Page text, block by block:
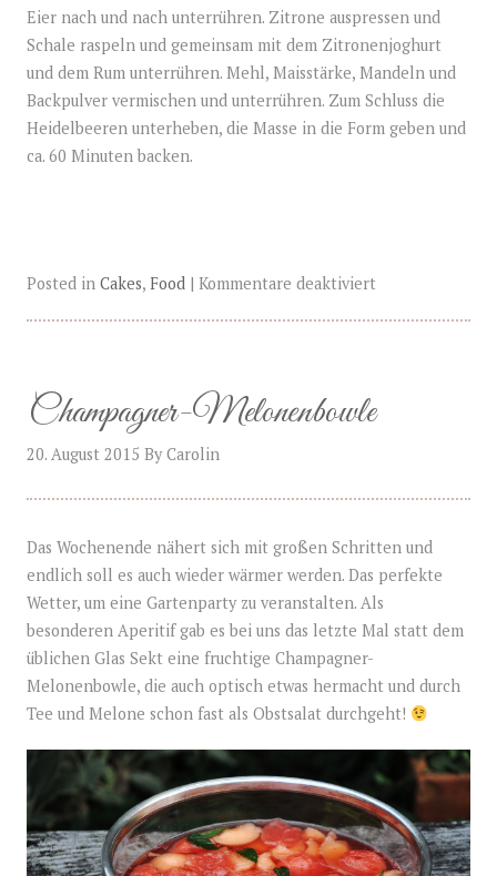
Eier nach und nach unterrühren. Zitrone auspressen und
Schale raspeln und gemeinsam mit dem Zitronenjoghurt
und dem Rum unterrühren. Mehl, Maisstärke, Mandeln und
Backpulver vermischen und unterrühren. Zum Schluss die
Heidelbeeren unterheben, die Masse in die Form geben und
ca. 60 Minuten backen.
Posted in Cakes, Food| Kommentare deaktiviert
Champagner-Melonenbowle
20. August 2015 ByCarolin
Das Wochenende nähert sich mit großen Schritten und
endlich soll es auch wieder wärmer werden. Das perfekte
Wetter, um eine Gartenparty zu veranstalten. Als
besonderen Aperitif gab es bei uns das letzte Mal statt dem
üblichen Glas Sekt eine fruchtige Champagner-
Melonenbowle, die auch optisch etwas hermacht und durch
Tee und Melone schon fast als Obstsalat durchgeht!